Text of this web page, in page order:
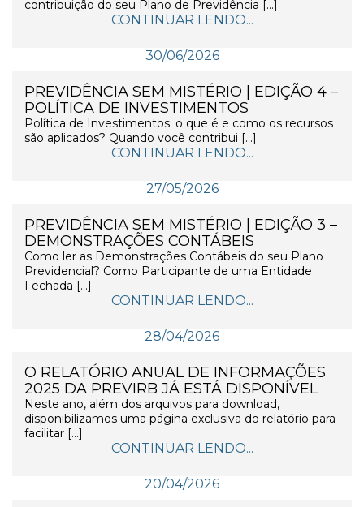
contribuição do seu Plano de Previdência […]
CONTINUAR LENDO...
30/06/2026
PREVIDÊNCIA SEM MISTÉRIO | EDIÇÃO 4 –
POLÍTICA DE INVESTIMENTOS
Política de Investimentos: o que é e como os recursos
são aplicados? Quando você contribui […]
CONTINUAR LENDO...
27/05/2026
PREVIDÊNCIA SEM MISTÉRIO | EDIÇÃO 3 –
DEMONSTRAÇÕES CONTÁBEIS
Como ler as Demonstrações Contábeis do seu Plano
Previdencial? Como Participante de uma Entidade
Fechada […]
CONTINUAR LENDO...
28/04/2026
O RELATÓRIO ANUAL DE INFORMAÇÕES
2025 DA PREVIRB JÁ ESTÁ DISPONÍVEL
Neste ano, além dos arquivos para download,
disponibilizamos uma página exclusiva do relatório para
facilitar […]
CONTINUAR LENDO...
20/04/2026